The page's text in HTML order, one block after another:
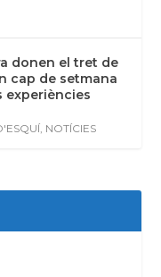
donen el tret de
cap de setmana
experiències
, NOTÍCIES